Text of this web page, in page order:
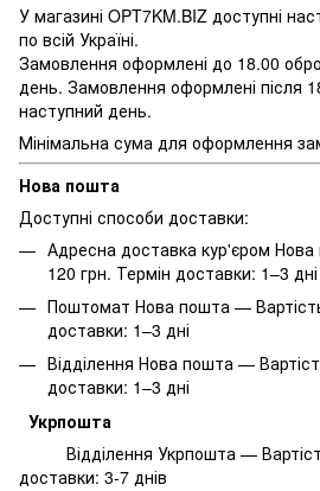
У магазині OPT7KM.BIZ доступні
по всій Україні.
Замовлення оформлені до 18.00
день. Замовлення оформлені після
наступний день.
Мінімальна сума для оформлення
Нова пошта
Доступні способи доставки:
Адресна доставка кур'єром
120 грн. Термін доставки: 1–3 дні
Поштомат Нова пошта —
доставки: 1–3 дні
Відділення Нова пошта —
доставки: 1–3 дні
Укрпошта
Відділення Укрпошта —
доставки: 3-7 днів